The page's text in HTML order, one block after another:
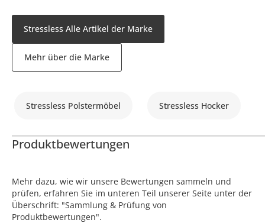
Stressless Alle Artikel der Marke
Mehr über die Marke
Stressless Polstermöbel Stressless Hocker
Produktbewertungen
Mehr dazu, wie wir unsere Bewertungen sammeln und
prüfen, erfahren Sie im unteren Teil unserer Seite unter der
Überschrift: "Sammlung & Prüfung von
Produktbewertungen".